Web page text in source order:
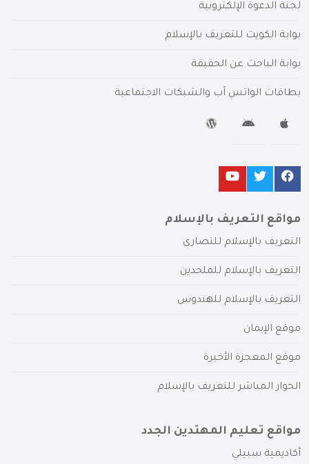
لجنة الدعوة الإلكترونية
بوابة الكويت للتعريف بالإسلام
بوابة الباحث عن الحقيقة
بطاقات الواتس آب والشبكات الاجتماعية
مواقع التعريف بالإسلام
التعريف بالإسلام للنصارى
التعريف بالإسلام للملحدين
التعريف بالإسلام للهندوس
موقع الإيمان
موقع المعجزة الأخيرة
الحوار المباشر للتعريف بالإسلام
مواقع تعليم المهتدين الجدد
أكاديمية سبيلي